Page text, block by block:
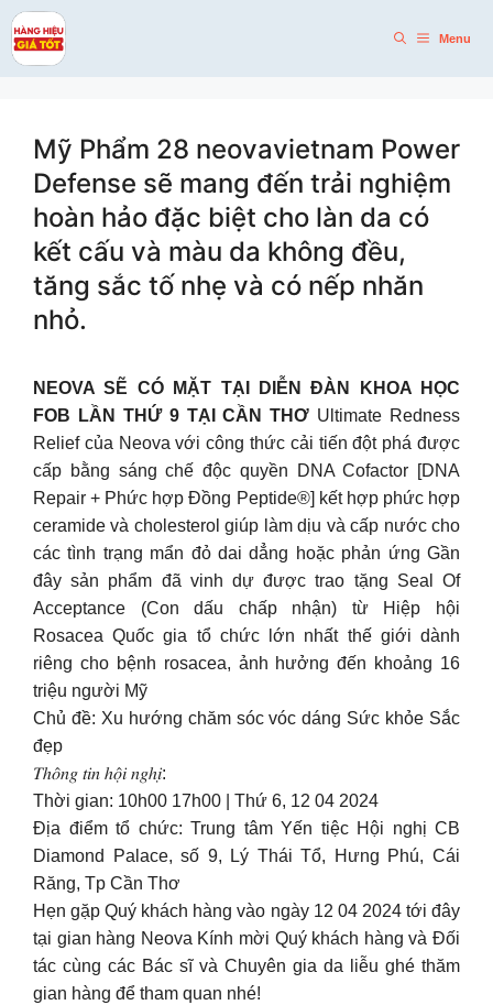
Skip
to
content
Menu
Mỹ Phẩm 28 neovavietnam Power
Defense sẽ mang đến trải nghiệm
hoàn hảo đặc biệt cho làn da có
kết cấu và màu da không đều,
tăng sắc tố nhẹ và có nếp nhăn
nhỏ.
NEOVA SẼ CÓ MẶT TẠI DIỄN ĐÀN KHOA HỌC
FOB LẦN THỨ 9 TẠI CẦN THƠ Ultimate Redness
Relief của Neova với công thức cải tiến đột phá được
cấp bằng sáng chế độc quyền DNA Cofactor [DNA
Repair + Phức hợp Đồng Peptide®] kết hợp phức hợp
ceramide và cholesterol giúp làm dịu và cấp nước cho
các tình trạng mẩn đỏ dai dẳng hoặc phản ứng Gần
đây sản phẩm đã vinh dự được trao tặng Seal Of
Acceptance (Con dấu chấp nhận) từ Hiệp hội
Rosacea Quốc gia tổ chức lớn nhất thế giới dành
riêng cho bệnh rosacea, ảnh hưởng đến khoảng 16
triệu người Mỹ
Chủ đề: Xu hướng chăm sóc vóc dáng Sức khỏe Sắc
đẹp
𝑇ℎ𝑜̂𝑛𝑔 𝑡𝑖𝑛 ℎ𝑜̣̂𝑖 𝑛𝑔ℎ𝑖̣:
Thời gian: 10h00 17h00 | Thứ 6, 12 04 2024
Địa điểm tổ chức: Trung tâm Yến tiệc Hội nghị CB
Diamond Palace, số 9, Lý Thái Tổ, Hưng Phú, Cái
Răng, Tp Cần Thơ
Hẹn gặp Quý khách hàng vào ngày 12 04 2024 tới đây
tại gian hàng Neova Kính mời Quý khách hàng và Đối
tác cùng các Bác sĩ và Chuyên gia da liễu ghé thăm
gian hàng để tham quan nhé!